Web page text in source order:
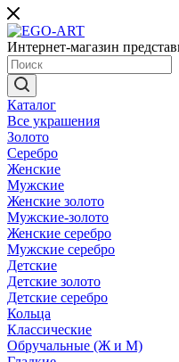
Интернет-магазин
Каталог
Все украшения
Золото
Серебро
Женские
Мужские
Женские золото
Мужские-золото
Женские серебро
Мужские серебро
Детские
Детские золото
Детские серебро
Кольца
Классические
Обручальные (Ж и М)